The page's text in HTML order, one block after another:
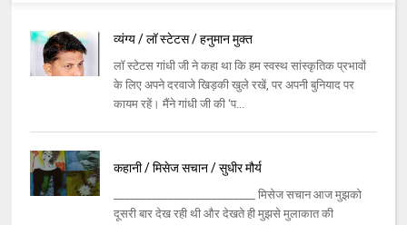
व्यंग्य / लॉ स्टेटस / हनुमान मुक्त
लॉ स्टेटस गांधी जी ने कहा था कि हम स्वस्थ सांस्कृतिक प्रभावों
के लिए अपने दरवाजे खिड़की खुले रखें, पर अपनी बुनियाद पर
कायम रहें। मैंने गांधी जी की ‘प...
कहानी / मिसेज सचान / सुधीर मौर्य
__________________________ मिसेज सचान आज मुझको
दूसरी बार देख रही थी और देखते ही मुझसे मुलाकात की